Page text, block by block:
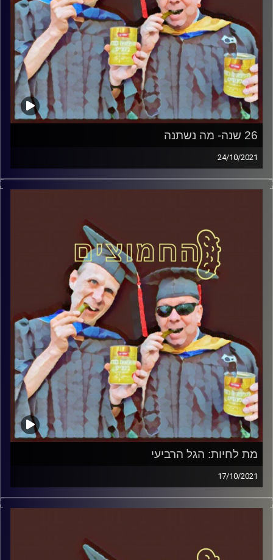
26 שנה- מה נשתנה
24/10/2021
המערכת הפוליטית על ספת הפסיכולוג, עם פרופסור בועז בן-
דוד ופרופסור גלעד הירשברגר
קרדיט תמונות:AudioVersity
מת לחיות: הגל הרביעי
17/10/2021
המערכת הפוליטית על ספת הפסיכולוג, עם פרופסור בועז בן-
דוד ופרופסור גלעד הירשברגר